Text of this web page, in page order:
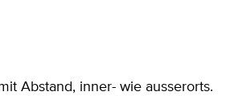
Abstand, inner- wie ausserorts.